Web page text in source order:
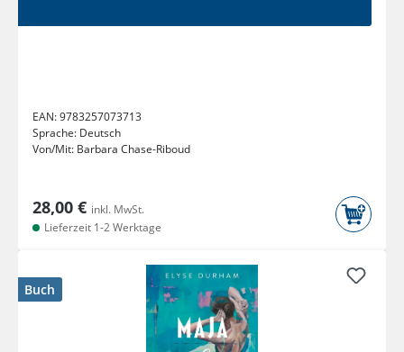
EAN:9783257073713
Sprache: Deutsch
Von/Mit: Barbara Chase-Riboud
28,00 € inkl. MwSt.
Lieferzeit 1-2 Werktage
Buch